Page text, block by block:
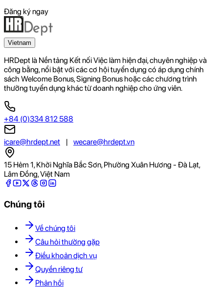
Đăng ký ngay
Vietnam
HRDept là Nền tảng Kết nối Việc làm hiện đại, chuyên nghiệp và
công bằng, nổi bật với các cơ hội tuyển dụng có áp dụng chính
sách Welcome Bonus, Signing Bonus hoặc các chương trình
thưởng tuyển dụng khác từ doanh nghiệp cho ứng viên.
+84 (0)334 812 588
icare@hrdept.net | wecare@hrdept.vn
15 Hẻm 1, Khởi Nghĩa Bắc Sơn, Phường Xuân Hương - Đà Lạt,
Lâm Đồng, Việt Nam
Chúng tôi
Về chúng tôi
Câu hỏi thường gặp
Điều khoản dịch vụ
Quyền riêng tư
Phản hồi